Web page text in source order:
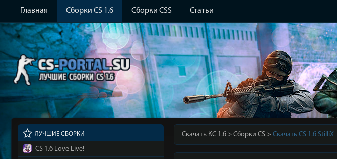
Главная Сборки CS 1.6 Сборки CSS Статьи
Скачать КС 1.6 Сборки CS Скачать CS 1.6 StilliX
ЛУЧШИЕ СБОРКИ
CS 1.6 Love Live!